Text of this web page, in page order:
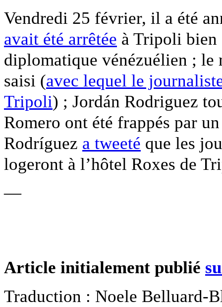
Vendredi 25 février, il a été
avait été arrêtée à Tripoli bien
diplomatique vénézuélien ; le
saisi (avec lequel le
Tripoli) ; Jordán Rodriguez
Romero ont été frappés par
Rodríguez a tweeté que les
logeront à l’hôtel Roxes de
—
Article initialement publié
Traduction : Noele Belluard-